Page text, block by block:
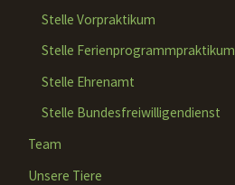
Stelle Vorpraktikum
Stelle Ferienprogrammpraktikum
Stelle Ehrenamt
Stelle Bundesfreiwilligendienst
Team
Unsere Tiere